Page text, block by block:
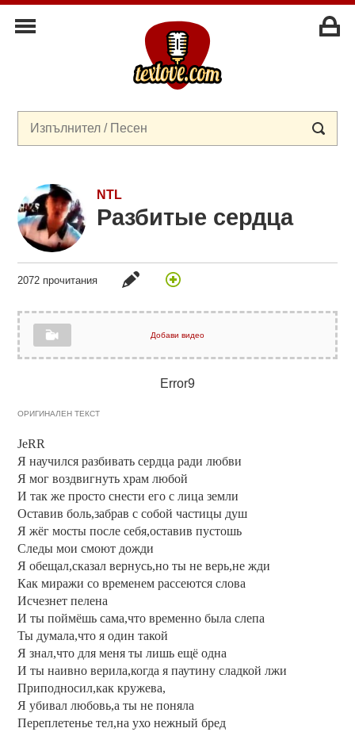
NTL
Разбитые сердца
2072 прочитания
Добави видео
Error9
ОРИГИНАЛЕН ТЕКСТ
JeRR
Я научился разбивать сердца ради любви
Я мог воздвигнуть храм любой
И так же просто снести его с лица земли
Оставив боль,забрав с собой частицы душ
Я жёг мосты после себя,оставив пустошь
Следы мои смоют дожди
Я обещал,сказал вернусь,но ты не верь,не жди
Как миражи со временем рассеются слова
Исчезнет пелена
И ты поймёшь сама,что временно была слепа
Ты думала,что я один такой
Я знал,что для меня ты лишь ещё одна
И ты наивно верила,когда я паутину сладкой лжи
Приподносил,как кружева,
Я убивал любовь,а ты не поняла
Переплетенье тел,на ухо нежный бред